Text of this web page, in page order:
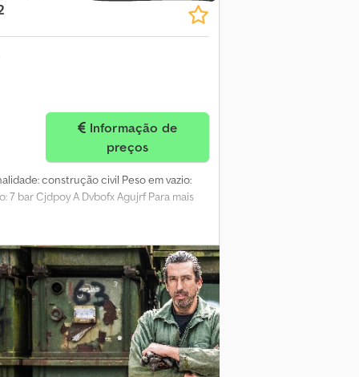
dos sulcos dos pneus (lado
de elevação: 50.000 kg
preços
construção civil Peso em vazio:
7 bar Cjdpoy A Dvbofx Agujrf Para mais